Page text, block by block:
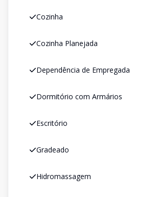
Cozinha
Cozinha Planejada
Dependência de Empregada
Dormitório com Armários
Escritório
Gradeado
Hidromassagem